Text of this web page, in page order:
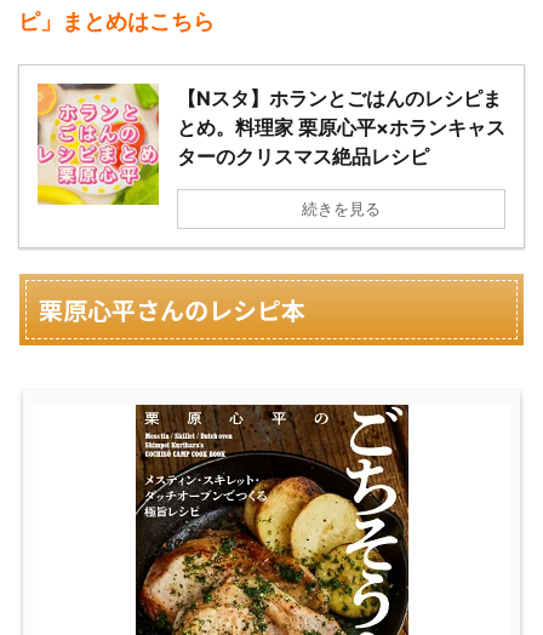
ピ」まとめはこちら
【Nスタ】ホランとごはんのレシピま
とめ。料理家 栗原心平×ホランキャス
ターのクリスマス絶品レシピ
続きを見る
栗原心平さんのレシピ本